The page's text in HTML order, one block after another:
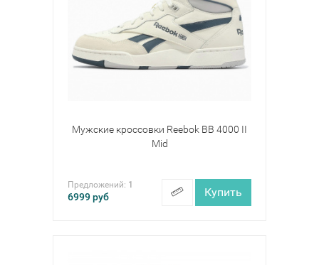
Мужские кроссовки Reebok BB 4000 II
Mid
Предложений: 1
6999руб Купить